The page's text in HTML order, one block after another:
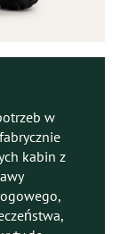
w
kabin z